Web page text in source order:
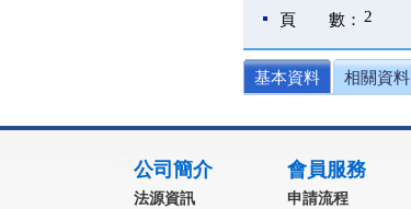
頁 數： 2
基本資料 相關資料
公司簡介
法源資訊
會員服務
申請流程